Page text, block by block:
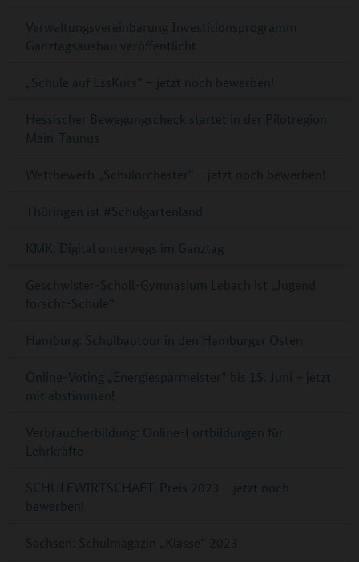
Verwaltungsvereinbarung Investitionsprogramm
Ganztagsausbau veröffentlicht
„Schule auf EssKurs“ – jetzt noch bewerben!
Hessischer Bewegungscheck startet in der Pilotregion
Main-Taunus
Wettbewerb „Schulorchester“ – jetzt noch bewerben!
Thüringen ist #Schulgartenland
KMK: Digital unterwegs im Ganztag
Geschwister-Scholl-Gymnasium Lebach ist „Jugend
forscht-Schule“
Hamburg: Schulbautour in den Hamburger Osten
Online-Voting „Energiesparmeister“ bis 15. Juni – jetzt
mit abstimmen!
Verbraucherbildung: Online-Fortbildungen für
Lehrkräfte
SCHULEWIRTSCHAFT-Preis 2023 – jetzt noch
bewerben!
Sachsen: Schulmagazin „Klasse“ 2023